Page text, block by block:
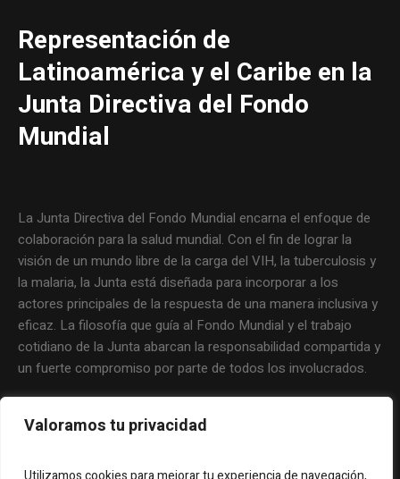
Valoramos tu privacidad
Representación de
Latinoamérica y el Caribe en la
Junta Directiva del Fondo
Mundial
La Junta Directiva del Fondo Mundial encarna el enfoque de
colaboración para la salud mundial. Con el fin de lograr la
visión de un mundo libre de la carga del VIH, la tuberculosis y
la malaria, la Junta está diseñada para incorporar a los
actores principales de la respuesta de una manera inclusiva y
eficaz. La filosofía que guía al Fondo Mundial y el trabajo
cotidiano de la Junta abarcan la responsabilidad compartida y
un fuerte compromiso por parte de todos los involucrados.